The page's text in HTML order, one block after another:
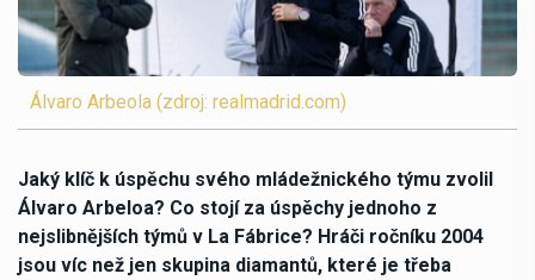
Álvaro Arbeola (zdroj: realmadrid.com)
Jaký klíč k úspěchu svého mládežnického týmu zvolil
Álvaro Arbeloa? Co stojí za úspěchy jednoho z
nejslibnějších týmů v La Fábrice? Hráči ročníku 2004
jsou víc než jen skupina diamantů, které je třeba